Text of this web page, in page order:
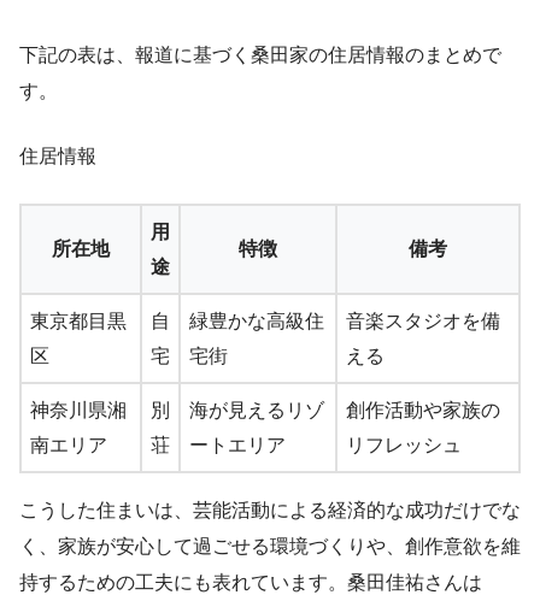
下記の表は、報道に基づく桑田家の住居情報のまとめで
す。
住居情報
所在地
用
途
特徴 備考
東京都目黒
区
自
宅
緑豊かな高級住
宅街
音楽スタジオを備
える
神奈川県湘
南エリア
別
荘
海が見えるリゾ
ートエリア
創作活動や家族の
リフレッシュ
こうした住まいは、芸能活動による経済的な成功だけでな
く、家族が安心して過ごせる環境づくりや、創作意欲を維
持するための工夫にも表れています。桑田佳祐さんは